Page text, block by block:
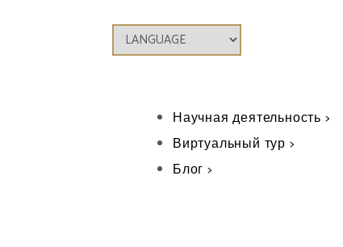
Философия >
Научная деятельность >
Виртуальный тур >
Блог >